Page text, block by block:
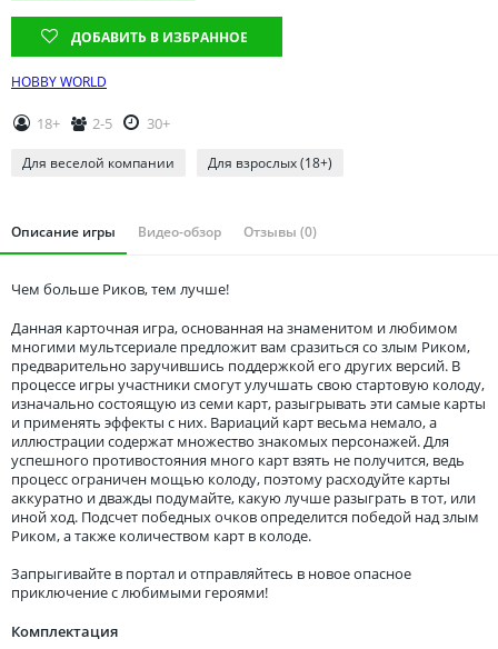
Томская область
Тюменская область
ДОБАВИТЬ В ИЗБРАННОЕ
HOBBY WORLD
18+ 2-5 30+
Для веселой компании Для взрослых (18+)
Описание игры Видео-обзор Отзывы (0)
Чем больше Риков, тем лучше!
Данная карточная игра, основанная на знаменитом и любимом
многими мультсериале предложит вам сразиться со злым Риком,
предварительно заручившись поддержкой его других версий. В
процессе игры участники смогут улучшать свою стартовую колоду,
изначально состоящую из семи карт, разыгрывать эти самые карты
и применять эффекты с них. Вариаций карт весьма немало, а
иллюстрации содержат множество знакомых персонажей. Для
успешного противостояния много карт взять не получится, ведь
процесс ограничен мощью колоду, поэтому расходуйте карты
аккуратно и дважды подумайте, какую лучше разыграть в тот, или
иной ход. Подсчет победных очков определится победой над злым
Риком, а также количеством карт в колоде.
Запрыгивайте в портал и отправляйтесь в новое опасное
приключение с любимыми героями!
Комплектация